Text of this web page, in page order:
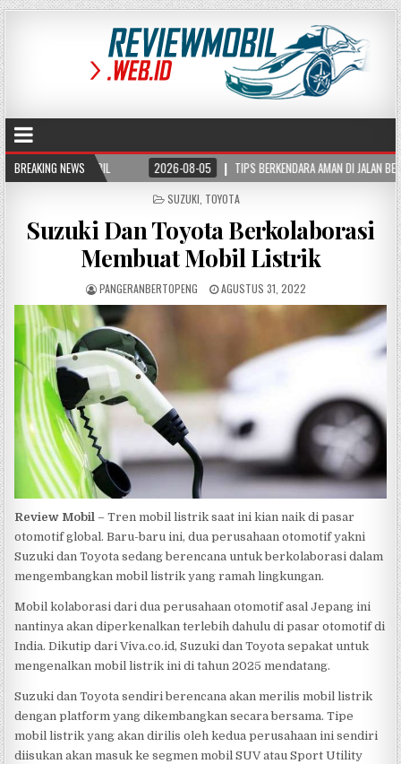
BREAKING NEWS2026-08-05 TIPS BERKENDARA AMAN DI JALAN BERKABUT, KURANGI
POSTED
SUZUKI TOYOTA
Suzuki Dan Toyota Berkolaborasi
Membuat Mobil Listrik
PANGERANBERTOPENG AGUSTUS 31, 2022
Review Mobil – Tren mobil listrik saat ini kian naik di pasar
otomotif global. Baru-baru ini, dua perusahaan otomotif yakni
Suzuki dan Toyota sedang berencana untuk berkolaborasi dalam
mengembangkan mobil listrik yang ramah lingkungan.
Mobil kolaborasi dari dua perusahaan otomotif asal Jepang ini
nantinya akan diperkenalkan terlebih dahulu di pasar otomotif di
India. Dikutip dari Viva.co.id, Suzuki dan Toyota sepakat untuk
mengenalkan mobil listrik ini di tahun 2025 mendatang.
Suzuki dan Toyota sendiri berencana akan merilis mobil listrik
dengan platform yang dikembangkan secara bersama. Tipe
mobil listrik yang akan dirilis oleh kedua perusahaan ini sendiri
diisukan akan masuk ke segmen mobil SUV atau Sport Utility